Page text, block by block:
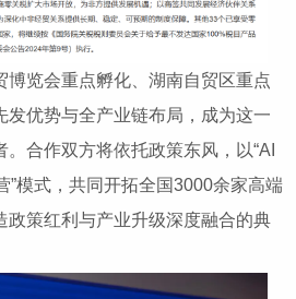
博览会重点孵化、湖南自贸区重点
发优势与全产业链布局，成为这一
合作双方将依托政策东风，以“AI
”模式，共同开拓全国3000余家高端
政策红利与产业升级深度融合的典